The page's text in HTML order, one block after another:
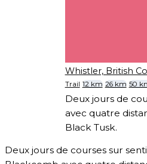
Whistler, British
Trail 12 km 26 km 50
Deux jours de
avec quatre
Black Tusk.
Deux jours de courses sur